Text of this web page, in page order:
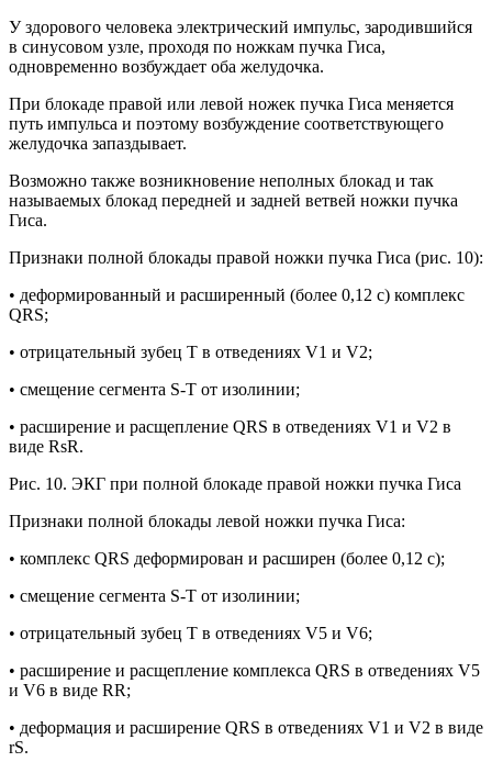
У здорового человека электрический импульс, зародившийся
в синусовом узле, проходя по ножкам пучка Гиса,
одновременно возбуждает оба желудочка.
При блокаде правой или левой ножек пучка Гиса меняется
путь импульса и поэтому возбуждение соответствующего
желудочка запаздывает.
Возможно также возникновение неполных блокад и так
называемых блокад передней и задней ветвей ножки пучка
Гиса.
Признаки полной блокады правой ножки пучка Гиса (рис. 10):
• деформированный и расширенный (более 0,12 с) комплекс
QRS;
• отрицательный зубец Т в отведениях V1 и V2;
• смещение сегмента S-Т от изолинии;
• расширение и расщепление QRS в отведениях V1 и V2 в
виде RsR.
Рис. 10. ЭКГ при полной блокаде правой ножки пучка Гиса
Признаки полной блокады левой ножки пучка Гиса:
• комплекс QRS деформирован и расширен (более 0,12 с);
• смещение сегмента S-T от изолинии;
• отрицательный зубец Т в отведениях V5 и V6;
• расширение и расщепление комплекса QRS в отведениях V5
и V6 в виде RR;
• деформация и расширение QRS в отведениях V1 и V2 в виде
rS.